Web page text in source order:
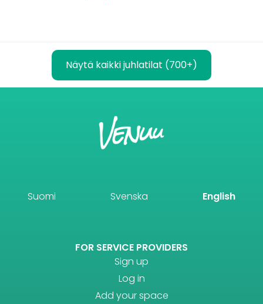
Näytä kaikki juhlatilat (700+)
Suomi Svenska English
FOR SERVICE PROVIDERS
Sign up
Log in
Add your space